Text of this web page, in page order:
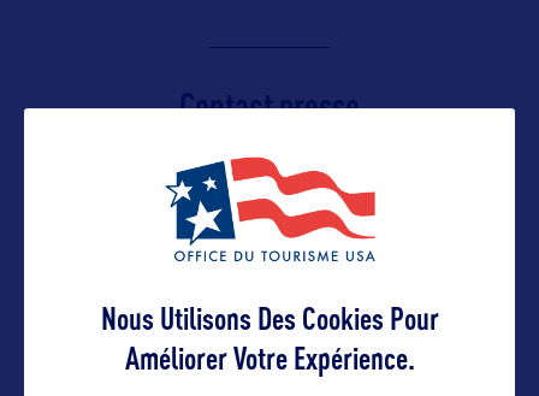
Contact presse
yohann@bworldcom.com
Contact pro
06 65 05 88 50
Nous Utilisons Des Cookies Pour
Améliorer Votre Expérience.